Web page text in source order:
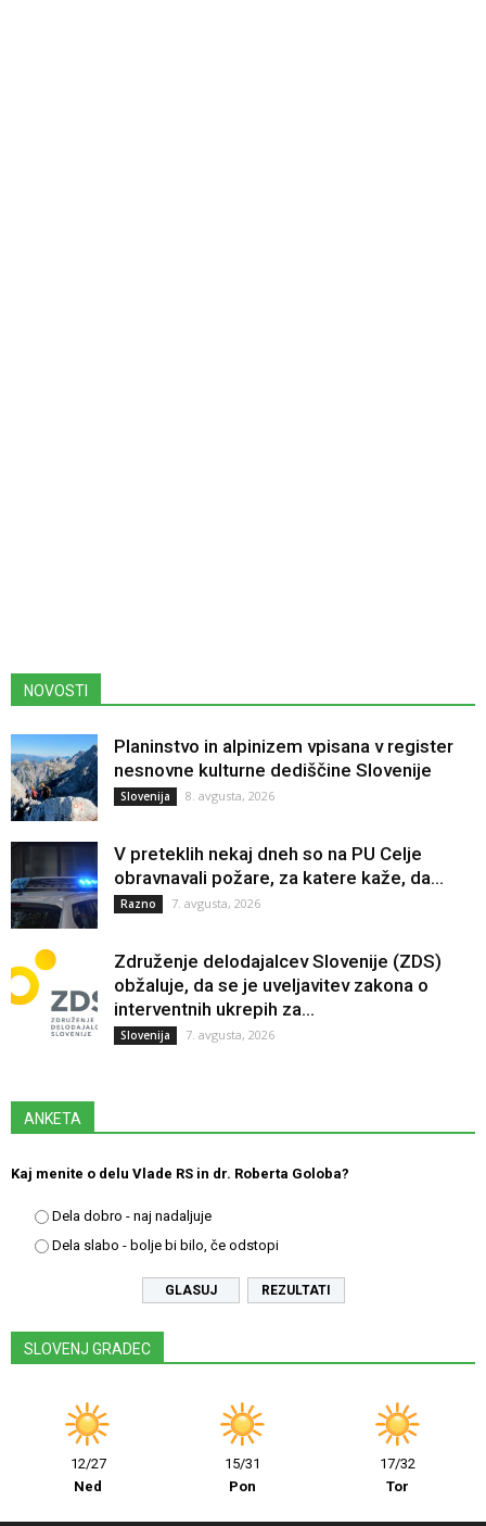
NOVOSTI
Planinstvo in alpinizem vpisana v register
nesnovne kulturne dediščine Slovenije
Slovenija 8. avgusta, 2026
V preteklih nekaj dneh so na PU Celje
obravnavali požare, za katere kaže, da...
Razno 7. avgusta, 2026
Združenje delodajalcev Slovenije (ZDS)
obžaluje, da se je uveljavitev zakona o
interventnih ukrepih za...
Slovenija 7. avgusta, 2026
ANKETA
Kaj menite o delu Vlade RS in dr. Roberta Goloba?
Dela dobro - naj nadaljuje
Dela slabo - bolje bi bilo, če odstopi
REZULTATI
SLOVENJ GRADEC
12/27
Ned
15/31
Pon
17/32
Tor